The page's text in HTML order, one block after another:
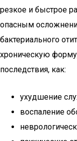
резкое и быстрое
опасным
бактериального
хроническую
последствия, как:
ухудшение
воспаление